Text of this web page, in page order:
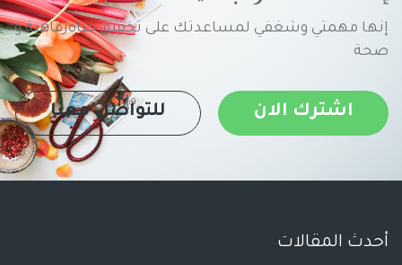
إنها مهمتي وشغفي لمساعدتك على تحقيق حياةرفاهية و
صحة
اشترك الان للتواصل معنا
أحدث المقالات